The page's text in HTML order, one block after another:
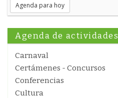
Agenda para hoy
Agenda de actividades
Carnaval
Certámenes - Concursos
Conferencias
Cultura